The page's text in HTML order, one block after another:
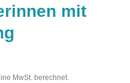
mit
MwSt. berechnet.